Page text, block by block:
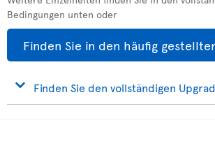
Bedingungen unten oder
Finden Sie in den häufig
Finden Sie den vollständigen